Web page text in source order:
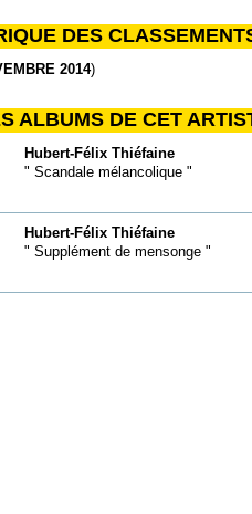
DES
2014)
ALBUMS DE CET
Hubert-Félix Thiéfaine
" Scandale mélancolique "
Hubert-Félix Thiéfaine
" Supplément de mensonge "